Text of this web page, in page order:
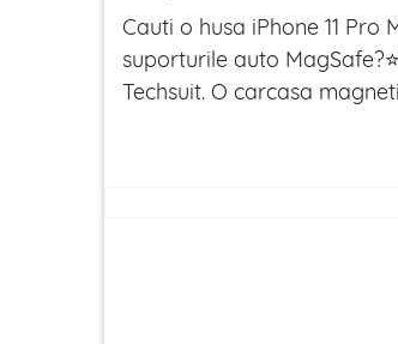
Cauti o husa iPhone 11
suporturile auto MagSafe?⭐
Techsuit. O carcasa